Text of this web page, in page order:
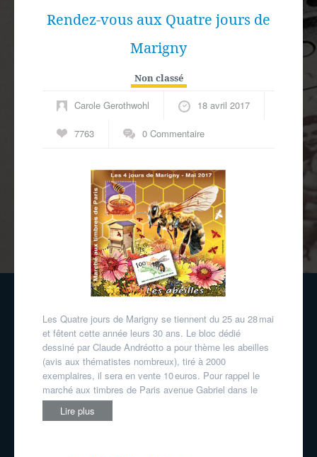
Rendez-vous aux Quatre jours de
Marigny
Non classé
Carole Gerothwohl 18 avril 2017
7763 0 Commentaire
Les Quatre jours de Marigny se tiennent du 25 au 28 mai
et fêtent cette année leurs 30 ans. Le bloc dédié
dessiné par Claude Andréotto a pour thème les abeilles
(avis aux thématistes nombreux), tiré à 2000
exemplaires, il sera en vente 10 euros. Pour rappel le
marché aux timbres de Paris avenue Gabriel dans le
Lire plus